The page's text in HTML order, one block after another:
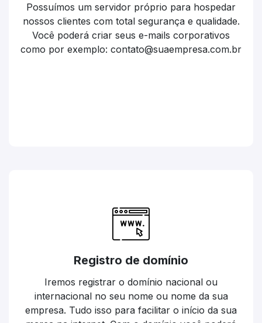
Possuímos um servidor próprio para hospedar
nossos clientes com total segurança e qualidade.
Você poderá criar seus e-mails corporativos
como por exemplo: contato@suaempresa.com.br
Registro de domínio
Iremos registrar o domínio nacional ou
internacional no seu nome ou nome da sua
empresa. Tudo isso para facilitar o início da sua